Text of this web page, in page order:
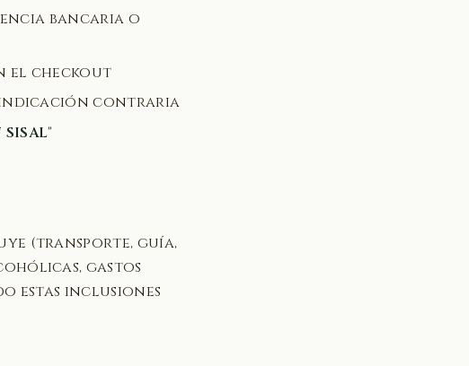
bancaria o
el checkout
contraria
"
(transporte, guía,
gastos
estas inclusiones